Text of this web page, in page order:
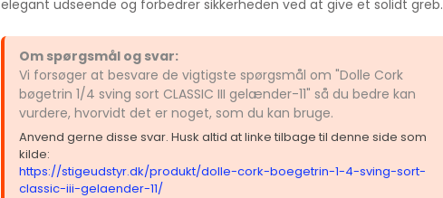
elegant udseende og forbedrer sikkerheden ved at give et solidt greb.
Om spørgsmål og svar:
Vi forsøger at besvare de vigtigste spørgsmål om "Dolle Cork
bøgetrin 1/4 sving sort CLASSIC III gelænder-11" så du bedre kan
vurdere, hvorvidt det er noget, som du kan bruge.
Anvend gerne disse svar. Husk altid at linke tilbage til denne side som
kilde:
https://stigeudstyr.dk/produkt/dolle-cork-boegetrin-1-4-sving-sort-
classic-iii-gelaender-11/